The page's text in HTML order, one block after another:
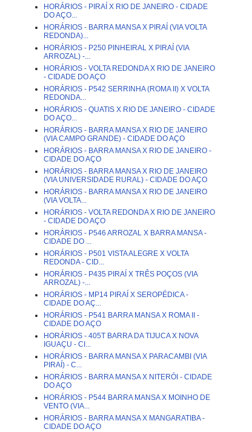
HORÁRIOS - PIRAÍ X RIO DE JANEIRO - CIDADE
DO AÇO...
HORÁRIOS - BARRA MANSA X PIRAÍ (VIA VOLTA
REDONDA)...
HORÁRIOS - P250 PINHEIRAL X PIRAÍ (VIA
ARROZAL) -...
HORÁRIOS - VOLTA REDONDA X RIO DE JANEIRO
- CIDADE DO AÇO
HORÁRIOS - P542 SERRINHA (ROMA II) X VOLTA
REDONDA...
HORÁRIOS - QUATIS X RIO DE JANEIRO - CIDADE
DO AÇO...
HORÁRIOS - BARRA MANSA X RIO DE JANEIRO
(VIA CAMPO GRANDE) - CIDADE DO AÇO
HORÁRIOS - BARRA MANSA X RIO DE JANEIRO -
CIDADE DO AÇO
HORÁRIOS - BARRA MANSA X RIO DE JANEIRO
(VIA UNIVERSIDADE RURAL) - CIDADE DO AÇO
HORÁRIOS - BARRA MANSA X RIO DE JANEIRO
(VIA VOLTA...
HORÁRIOS - VOLTA REDONDA X RIO DE JANEIRO
- CIDADE DO AÇO
HORÁRIOS - P546 ARROZAL X BARRA MANSA -
CIDADE DO ...
HORÁRIOS - P501 VISTA ALEGRE X VOLTA
REDONDA - CID...
HORÁRIOS - P435 PIRAÍ X TRÊS POÇOS (VIA
ARROZAL) -...
HORÁRIOS - MP14 PIRAÍ X SEROPÉDICA -
CIDADE DO AÇ...
HORÁRIOS - P541 BARRA MANSA X ROMA II -
CIDADE DO AÇO
HORÁRIOS - 405T BARRA DA TIJUCA X NOVA
IGUAÇU - CI...
HORÁRIOS - BARRA MANSA X PARACAMBI (VIA
PIRAÍ) - C...
HORÁRIOS - BARRA MANSA X NITERÓI - CIDADE
DO AÇO
HORÁRIOS - P544 BARRA MANSA X MOINHO DE
VENTO (VIA...
HORÁRIOS - BARRA MANSA X MANGARATIBA -
CIDADE DO AÇO